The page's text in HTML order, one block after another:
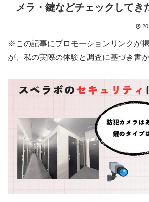
メラ・鍵などチェックしてき
※この記事にプロモーションリンクが
が、私の実際の体験と調査に基づき書か